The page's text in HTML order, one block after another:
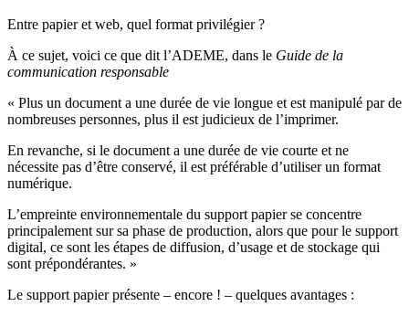
Entre papier et web, quel format privilégier ?
À ce sujet, voici ce que dit l’ADEME, dans le Guide de la
communication responsable
« Plus un document a une durée de vie longue et est manipulé par de
nombreuses personnes, plus il est judicieux de l’imprimer.
En revanche, si le document a une durée de vie courte et ne
nécessite pas d’être conservé, il est préférable d’utiliser un format
numérique.
L’empreinte environnementale du support papier se concentre
principalement sur sa phase de production, alors que pour le support
digital, ce sont les étapes de diffusion, d’usage et de stockage qui
sont prépondérantes. »
Le support papier présente – encore ! – quelques avantages :